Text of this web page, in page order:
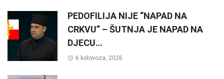
PEDOFILIJA NIJE “NAPAD NA
CRKVU” – ŠUTNJA JE NAPAD NA
DJECU…
6 kolovoza, 2026